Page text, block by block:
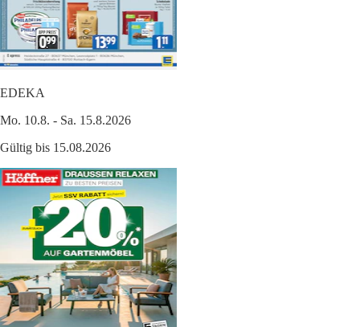
EDEKA
Mo. 10.8. - Sa. 15.8.2026
Gültig bis 15.08.2026